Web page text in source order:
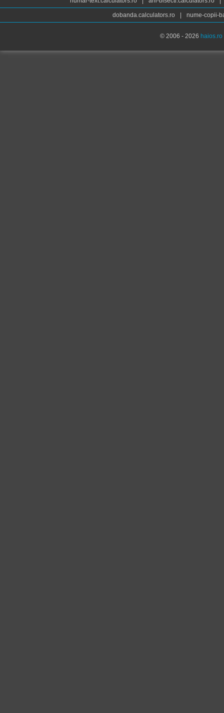
dobanda.calculators.ro nume-copii-
© 2006 - 2026 haios.ro